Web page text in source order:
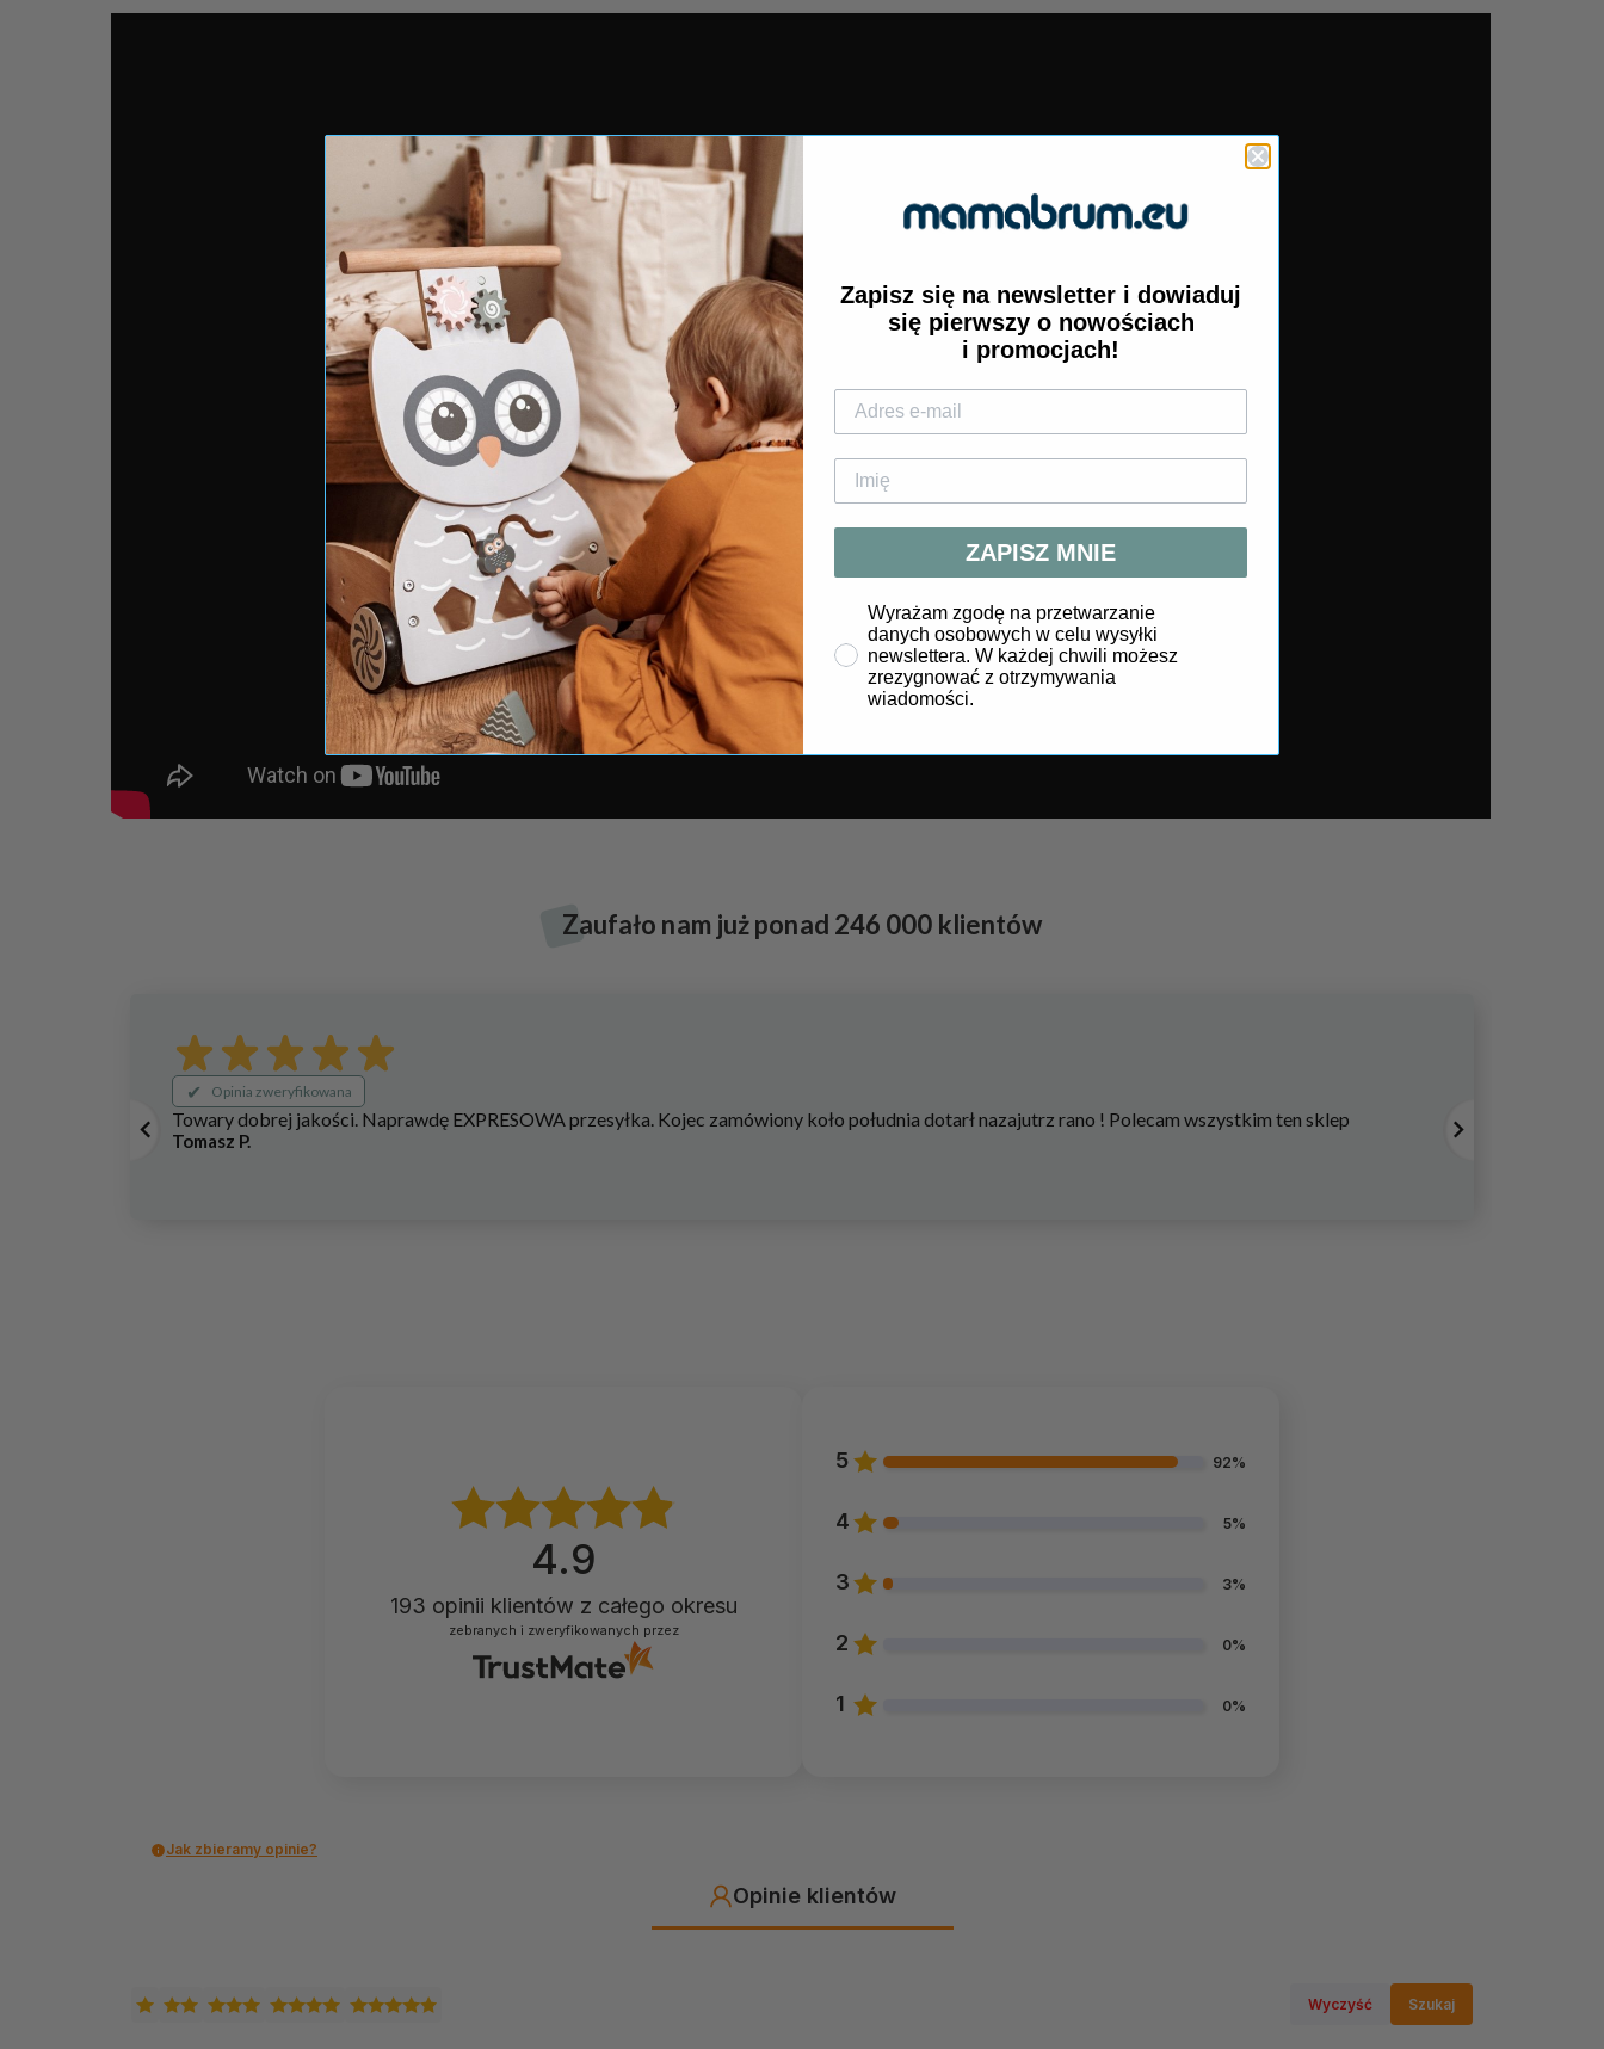
2 pętle motoryczne z koralikami do przesuwania
sorter kształtów (słońce, księżyc, gwiazdka)
przesuwak ze zwierzątkami leśnymi - ptaszkiem, misiem i jeżem
4 obrotowe koła zębate
2 piramidki z klockami
Drewniany pchacz ze stolikiem edukacyjnympobudza rozwój zarówno umiejętności motorycznych, jak i poznawczych
ciekawego świata smyka.
wysokość blatu: 30,7 cm
wymiary opakowania: 47,5 31,5 x 8,5 cm
waga z opakowaniem: 3,7 kg
materiał: MDF, sklejka,lite drewno
Bezpieczeństwo
Wykonana z dużą dbałością o detale zabawka nie posiada ostrych krawędzi.Spełnia wszelkie wymogi bezpieczeństwa, obowiązujące w UE, w tym
Zaufało nam już ponad 246 000 klientów
Opinia zweryfikowana
Towary dobrej jakości. Naprawdę EXPRESOWA przesyłka. Kojec zamówiony koło południa dotarł nazajutrz rano ! Polecam wszystkim ten sklep
Tomasz P.
4.9
193 opinii klientów z całego okresu
zebranych i zweryfikowanych przez
5 92%
4 5%
3 3%
2 0%
1 0%
Jak zbieramy opinie?
Opinie klientów
Wyczyść Szukaj
Zapisz się na newsletter i dowiaduj
się pierwszy o nowościach
i promocjach!
ZAPISZ MNIE
Wyrażam zgodę na przetwarzanie
danych osobowych w celu wysyłki
newslettera. W każdej chwili możesz
zrezygnować z otrzymywania
wiadomości.